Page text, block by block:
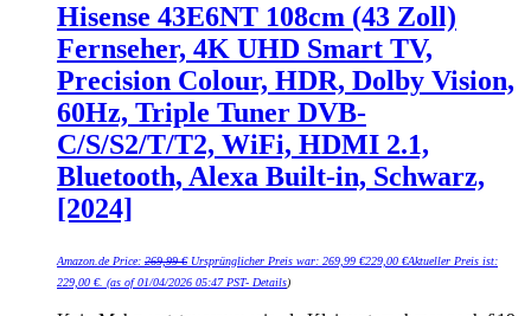
Hisense 43E6NT 108cm (43 Zoll)
Fernseher, 4K UHD Smart TV,
Precision Colour, HDR, Dolby Vision,
60Hz, Triple Tuner DVB-
C/S/S2/T/T2, WiFi, HDMI 2.1,
Bluetooth, Alexa Built-in, Schwarz,
[2024]
Amazon.de Price: 269,99€ Ursprünglicher Preis war: 269,99 €229,00 €Aktueller Preis ist:
229,00 €. (as of 01/04/2026 05:47 PST- Details)